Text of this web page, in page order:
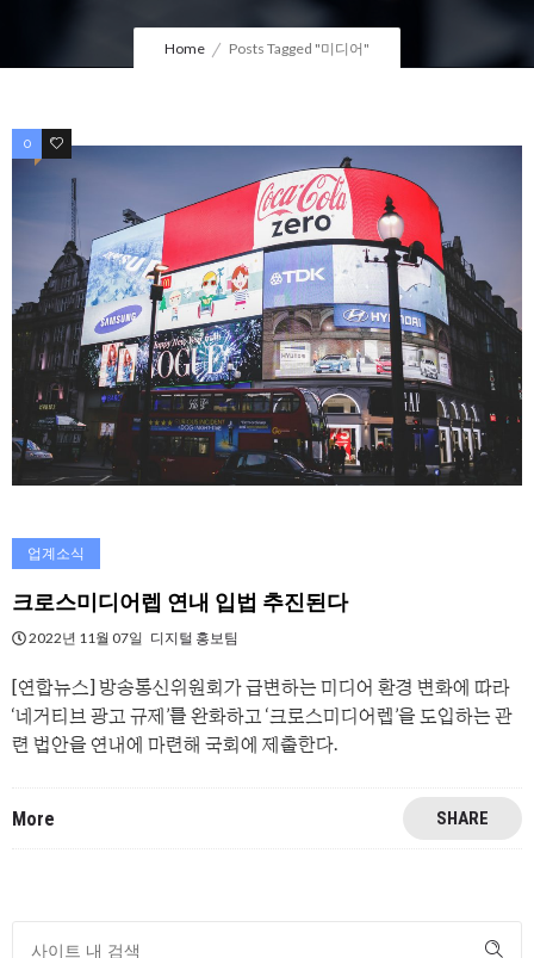
Home Posts Tagged "미디어"
0 1
업계소식
크로스미디어렙 연내 입법 추진된다
2022년 11월 07일 디지털 홍보팀
[연합뉴스] 방송통신위원회가 급변하는 미디어 환경 변화에 따라
‘네거티브 광고 규제’를 완화하고 ‘크로스미디어렙’을 도입하는 관
련 법안을 연내에 마련해 국회에 제출한다.
More SHARE